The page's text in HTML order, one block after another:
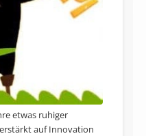
etwas ruhiger
auf Innovation